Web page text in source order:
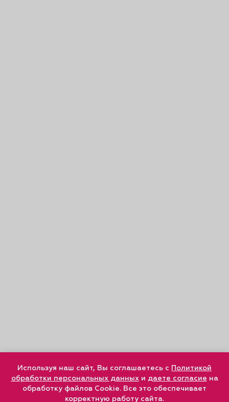
Используя наш сайт, Вы соглашаетесь с Политикой
обработки персональных данныхи даете согласие на
обработку файлов Cookie. Все это обеспечивает
корректную работу сайта.